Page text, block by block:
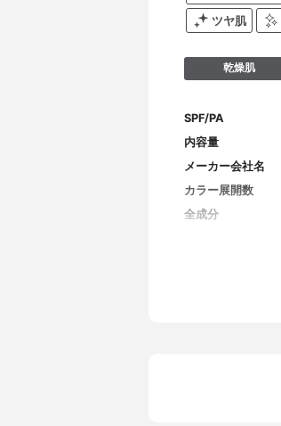
ツヤ肌
乾燥肌
SPF/PA
内容量
メーカー会社名
カラー展開数
全成分